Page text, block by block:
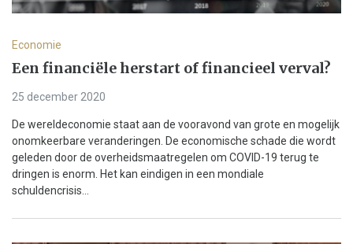
Economie
Een financiële herstart of financieel verval?
25 december 2020
De wereldeconomie staat aan de vooravond van grote en mogelijk
onomkeerbare veranderingen. De economische schade die wordt
geleden door de overheidsmaatregelen om COVID-19 terug te
dringen is enorm. Het kan eindigen in een mondiale
schuldencrisis...